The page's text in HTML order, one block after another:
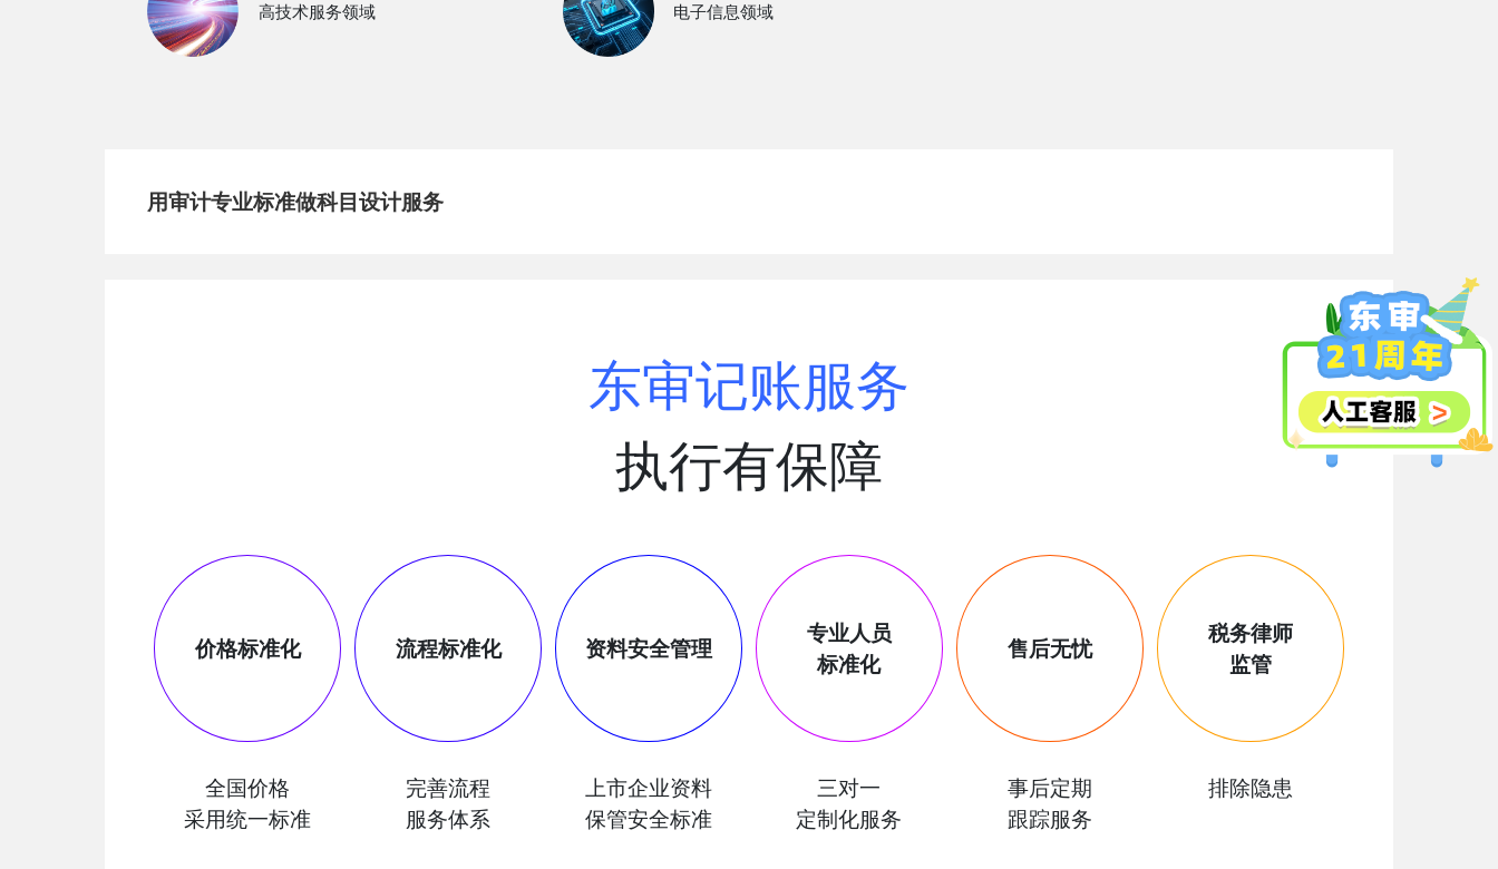
高技术服务领域 电子信息领域
用审计专业标准做科目设计服务
东审记账服务
执行有保障
价格标准化
全国价格
采用统一标准
流程标准化
完善流程
服务体系
资料安全管理
上市企业资料
保管安全标准
专业人员
标准化
三对一
定制化服务
售后无忧
事后定期
跟踪服务
税务律师
监管
排除隐患